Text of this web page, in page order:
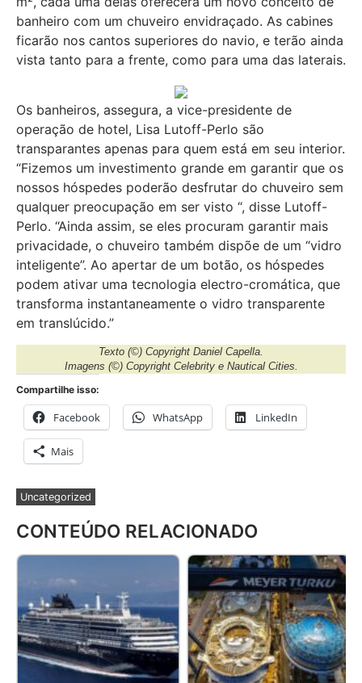
banheiro com um chuveiro envidraçado. As cabines
ficarão nos cantos superiores do navio, e terão ainda
vista tanto para a frente, como para uma das laterais.
Os banheiros, assegura, a vice-presidente de
operação de hotel, Lisa Lutoff-Perlo são
transparantes apenas para quem está em seu interior.
“Fizemos um investimento grande em garantir que os
nossos hóspedes poderão desfrutar do chuveiro sem
qualquer preocupação em ser visto “, disse Lutoff-
Perlo. “Ainda assim, se eles procuram garantir mais
privacidade, o chuveiro também dispõe de um “vidro
inteligente”. Ao apertar de um botão, os hóspedes
podem ativar uma tecnologia electro-cromática, que
transforma instantaneamente o vidro transparente
em translúcido.”
Texto (©) Copyright Daniel Capella.
Imagens (©) Copyright Celebrity e Nautical Cities.
Compartilhe isso:
Facebook WhatsApp LinkedIn
Mais
Uncategorized
CONTEÚDO RELACIONADO